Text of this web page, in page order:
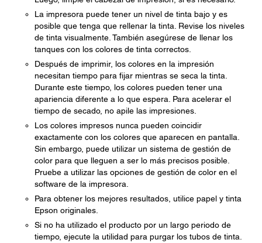
La impresora puede tener un nivel de tinta bajo y es
posible que tenga que rellenar la tinta. Revise los niveles
de tinta visualmente. También asegúrese de llenar los
tanques con los colores de tinta correctos.
Después de imprimir, los colores en la impresión
necesitan tiempo para fijar mientras se seca la tinta.
Durante este tiempo, los colores pueden tener una
apariencia diferente a lo que espera. Para acelerar el
tiempo de secado, no apile las impresiones.
Los colores impresos nunca pueden coincidir
exactamente con los colores que aparecen en pantalla.
Sin embargo, puede utilizar un sistema de gestión de
color para que lleguen a ser lo más precisos posible.
Pruebe a utilizar las opciones de gestión de color en el
software de la impresora.
Para obtener los mejores resultados, utilice papel y tinta
Epson originales.
Si no ha utilizado el producto por un largo periodo de
tiempo, ejecute la utilidad para purgar los tubos de tinta.